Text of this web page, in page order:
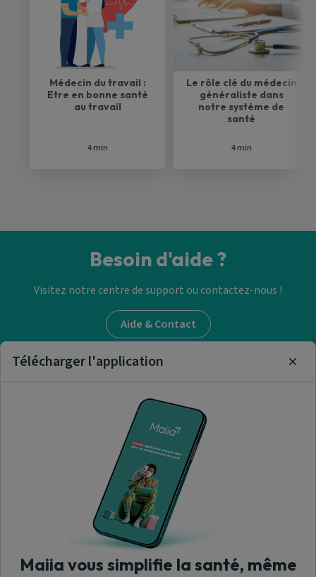
Médecin du travail :
Etre en bonne santé
au travail
4 min
Le rôle clé du médecin
généraliste dans
notre système de
santé
4 min
Besoin d'aide ?
Visitez notre centre de support ou contactez-nous !
Aide & Contact
Trouver un médecin
Nos articles et informations
A propos de nous
Télécharger l'application
Maiia vous simplifie la santé, même